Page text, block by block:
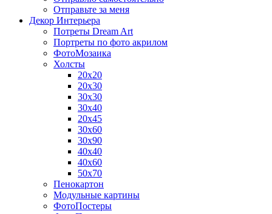
Отправьте за меня
Декор Интерьера
Потреты Dream Art
Портреты по фото акрилом
ФотоМозаика
Холсты
20х20
20х30
30х30
30х40
20х45
30х60
30х90
40х40
40х60
50х70
Пенокартон
Модульные картины
ФотоПостеры